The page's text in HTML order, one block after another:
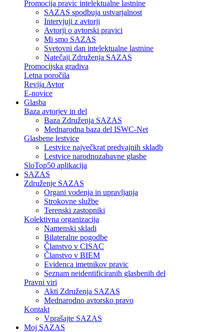
Promocija pravic intelektualne lastnine
SAZAS spodbuja ustvarjalnost
Intervjuji z avtorji
Avtorji o avtorski pravici
Mi smo SAZAS
Svetovni dan intelektualne lastnine
Natečaji Združenja SAZAS
Promocijska gradiva
Letna poročila
Revija Avtor
E-novice
Glasba
Baza avtorjev in del
Baza Združenja SAZAS
Mednarodna baza del ISWC-Net
Glasbene lestvice
Lestvice največkrat predvajnih skladb
Lestvice narodnozabavne glasbe
SloTop50 aplikacija
SAZAS
Združenje SAZAS
Organi vodenja in upravljanja
Strokovne službe
Terenski zastopniki
Kolektivna organizacija
Namenski skladi
Bilateralne pogodbe
Članstvo v CISAC
Članstvo v BIEM
Evidenca imetnikov pravic
Seznam neidentificiranih glasbenih del
Pravni viri
Akti Združenja SAZAS
Mednarodno avtorsko pravo
Kontakt
Vprašajte SAZAS
Moj SAZAS